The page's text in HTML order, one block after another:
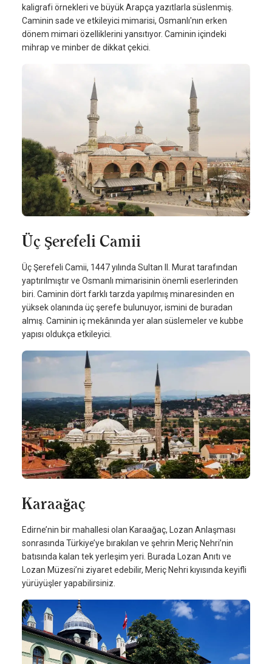
kaligrafi örnekleri ve büyük Arapça yazıtlarla süslenmiş.
Caminin sade ve etkileyici mimarisi, Osmanlı'nın erken
dönem mimari özelliklerini yansıtıyor. Caminin içindeki
mihrap ve minber de dikkat çekici.
Üç Şerefeli Camii
Üç Şerefeli Camii, 1447 yılında Sultan II. Murat tarafından
yaptırılmıştır ve Osmanlı mimarisinin önemli eserlerinden
biri. Caminin dört farklı tarzda yapılmış minaresinden en
yüksek olanında üç şerefe bulunuyor, ismini de buradan
almış. Caminin iç mekânında yer alan süslemeler ve kubbe
yapısı oldukça etkileyici.
Karaağaç
Edirne’nin bir mahallesi olan Karaağaç, Lozan Anlaşması
sonrasında Türkiye’ye bırakılan ve şehrin Meriç Nehri’nin
batısında kalan tek yerleşim yeri. Burada Lozan Anıtı ve
Lozan Müzesi’ni ziyaret edebilir, Meriç Nehri kıyısında keyifli
yürüyüşler yapabilirsiniz.